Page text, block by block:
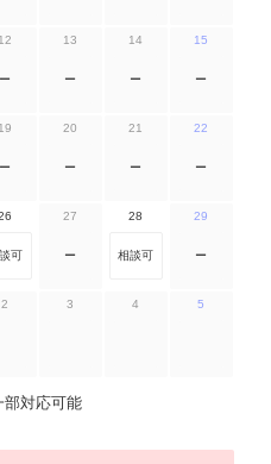
12
ー
13
ー
14
ー
15
ー
19
ー
20
ー
21
ー
22
ー
可
27
ー
28
相談可
29
ー
2 3 4 5
部対応可能